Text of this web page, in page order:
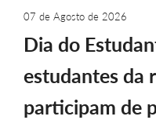
07 de Agosto de 2026
Dia do
estudantes da
participam de